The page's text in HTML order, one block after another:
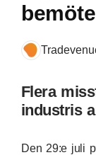
Flera
industris
Den 29:e juli